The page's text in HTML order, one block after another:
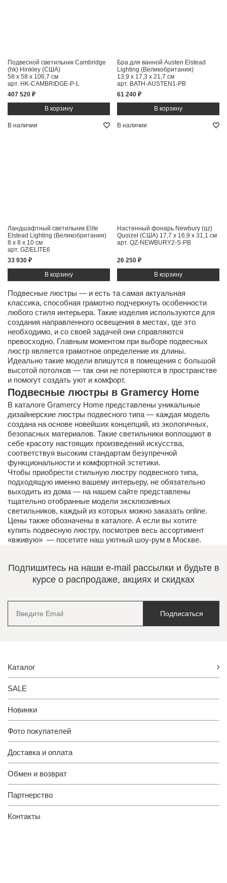
Подвесной светильник Cambridge
(hk) Hinkley (США)
58 x 58 x 106,7 см
арт. HK-CAMBRIDGE-P-L
407 520 ₽
Бра для ванной Austen Elstead
Lighting (Великобритания)
13,9 x 17,3 x 21,7 см
арт. BATH-AUSTEN1-PB
61 240 ₽
В наличии
Ландшафтный светильник Elite
Elstead Lighting (Великобритания)
8 x 8 x 10 см
арт. GZ/ELITE6
33 930 ₽
В наличии
Настенный фонарь Newbury (qz)
Quoizel (США) 17,7 x 16,9 x 31,1 см
арт. QZ-NEWBURY2-S-PB
26 250 ₽
Подвесные люстры — и есть та самая актуальная
классика, способная грамотно подчеркнуть особенности
любого стиля интерьера. Такие изделия используются для
создания направленного освещения в местах, где это
необходимо, и со своей задачей они справляются
превосходно. Главным моментом при выборе подвесных
люстр является грамотное определение их длины.
Идеально такие модели впишутся в помещения с большой
высотой потолков — так они не потеряются в пространстве
и помогут создать уют и комфорт.
Подвесные люстры в Gramercy Home
В каталоге Gramercy Home представлены уникальные
дизайнерские люстры подвесного типа — каждая модель
создана на основе новейших концепций, из экологичных,
безопасных материалов. Такие светильники воплощают в
себе красоту настоящих произведений искусства,
соответствуя высоким стандартам безупречной
функциональности и комфортной эстетики.
Чтобы приобрести стильную люстру подвесного типа,
подходящую именно вашему интерьеру, не обязательно
выходить из дома — на нашем сайте представлены
тщательно отобранные модели эксклюзивных
светильников, каждый из которых можно заказать online.
Цены также обозначены в каталоге. А если вы хотите
купить подвесную люстру, посмотрев весь ассортимент
«вживую» — посетите наш уютный шоу-рум в Москве.
Подпишитесь на наши e-mail рассылки и будьте в
курсе о распродаже, акциях и скидках
Подписаться
Каталог
SALE
Новинки
Фото покупателей
Доставка и оплата
Обмен и возврат
Партнерство
Контакты